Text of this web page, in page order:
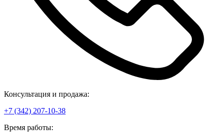
Консультация и продажа:
+7 (342) 207-10-38
Время работы: